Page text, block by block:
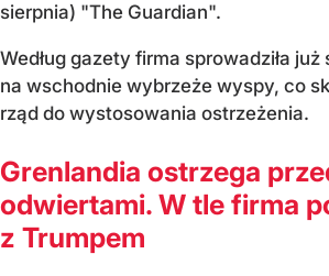
sierpnia) "The Guardian".
Według gazety firma sprowadziła już
na wschodnie wybrzeże wyspy, co
rząd do wystosowania ostrzeżenia.
Grenlandia ostrzega
odwiertami. W tle firma
z Trumpem